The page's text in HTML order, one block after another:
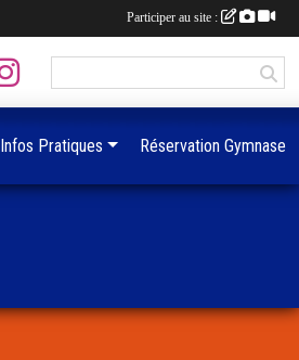
Infos Pratiques Réservation Gymnase
Participer au site :